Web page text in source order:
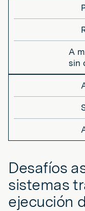
A
sin
Desafíos
sistemas
ejecución